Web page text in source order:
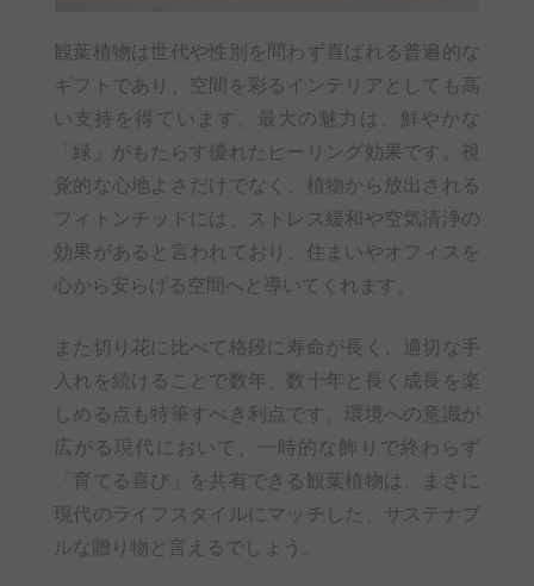
観葉植物は世代や性別を問わず喜ばれる普遍的な
ギフトであり、空間を彩るインテリアとしても高
い支持を得ています。最大の魅力は、鮮やかな
「緑」がもたらす優れたヒーリング効果です。視
覚的な心地よさだけでなく、植物から放出される
フィトンチッドには、ストレス緩和や空気清浄の
効果があると言われており、住まいやオフィスを
心から安らげる空間へと導いてくれます。
また切り花に比べて格段に寿命が長く、適切な手
入れを続けることで数年、数十年と長く成長を楽
しめる点も特筆すべき利点です。環境への意識が
広がる現代において、一時的な飾りで終わらず
「育てる喜び」を共有できる観葉植物は、まさに
現代のライフスタイルにマッチした、サステナブ
ルな贈り物と言えるでしょう。